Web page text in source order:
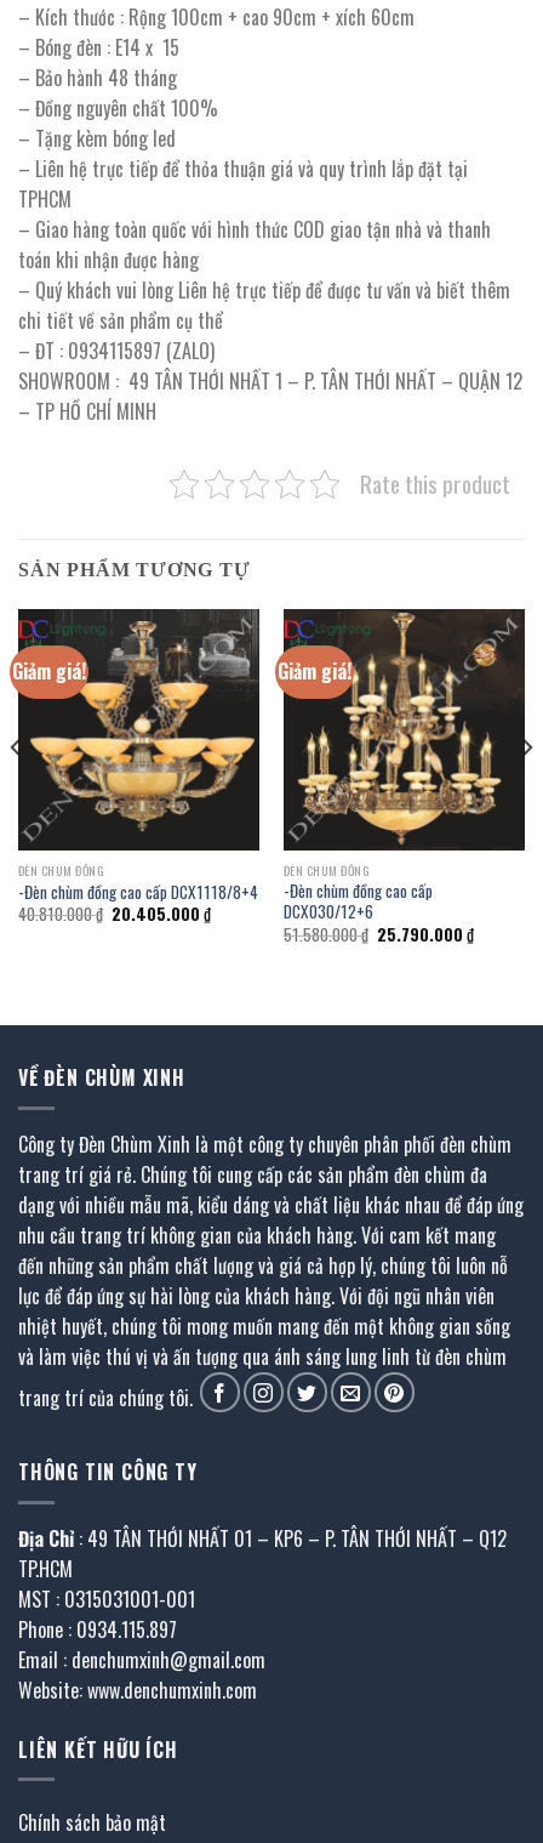
– Kích thước : Rộng 100cm + cao 90cm + xích 60cm
– Bóng đèn : E14 x 15
– Bảo hành 48 tháng
– Đồng nguyên chất 100%
– Tặng kèm bóng led
– Liên hệ trực tiếp để thỏa thuận giá và quy trình lắp đặt tại
TPHCM
– Giao hàng toàn quốc với hình thức COD giao tận nhà và thanh
toán khi nhận được hàng
– Quý khách vui lòng Liên hệ trực tiếp để được tư vấn và biết thêm
chi tiết về sản phẩm cụ thể
– ĐT : 0934115897 (ZALO)
SHOWROOM : 49 TÂN THỚI NHẤT 1 – P. TÂN THỚI NHẤT – QUẬN 12
– TP HỒ CHÍ MINH
Rate this product
SẢN PHẨM TƯƠNG TỰ
Giảm giá!
ĐÈN CHÙM ĐỒNG
-Đèn chùm đồng cao cấp DCX1118/8+4
40.810.000₫ Giá
gốc
20.405.000 ₫Giá
hiện
Giảm giá!
ĐÈN CHÙM ĐỒNG
-Đèn chùm đồng cao cấp
DCX030/12+6
51.580.000₫ Giá
gốc
25.790.000 ₫Giá
hiện
VỀ ĐÈN CHÙM XINH
Công ty Đèn Chùm Xinh là một công ty chuyên phân phối đèn chùm
trang trí giá rẻ. Chúng tôi cung cấp các sản phẩm đèn chùm đa
dạng với nhiều mẫu mã, kiểu dáng và chất liệu khác nhau để đáp ứng
nhu cầu trang trí không gian của khách hàng. Với cam kết mang
đến những sản phẩm chất lượng và giá cả hợp lý, chúng tôi luôn nỗ
lực để đáp ứng sự hài lòng của khách hàng. Với đội ngũ nhân viên
nhiệt huyết, chúng tôi mong muốn mang đến một không gian sống
và làm việc thú vị và ấn tượng qua ánh sáng lung linh từ đèn chùm
trang trí của chúng tôi.
THÔNG TIN CÔNG TY
Địa Chỉ : 49 TÂN THỚI NHẤT 01 – KP6 – P. TÂN THỚI NHẤT – Q12
TP.HCM
MST : 0315031001-001
Phone : 0934.115.897
Email : denchumxinh@gmail.com
Website: www.denchumxinh.com
LIÊN KẾT HỮU ÍCH
Chính sách bảo mật